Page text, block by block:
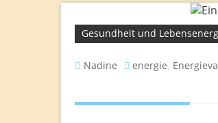
Gesundheit und
Nadine energie,